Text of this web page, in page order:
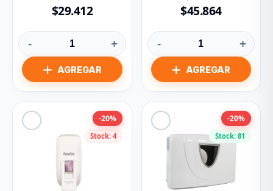
$29.412
- +
$45.864
- +
Stock: 4
-20%
Stock: 81
-20%